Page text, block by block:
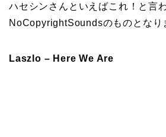
ハセシンさんといえばこれ！と言
NoCopyrightSoundsのものとなり
Laszlo – Here We Are